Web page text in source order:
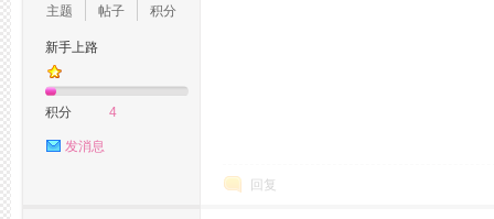
主题
帖子
积分
新手上路
积分 4
发消息
回复